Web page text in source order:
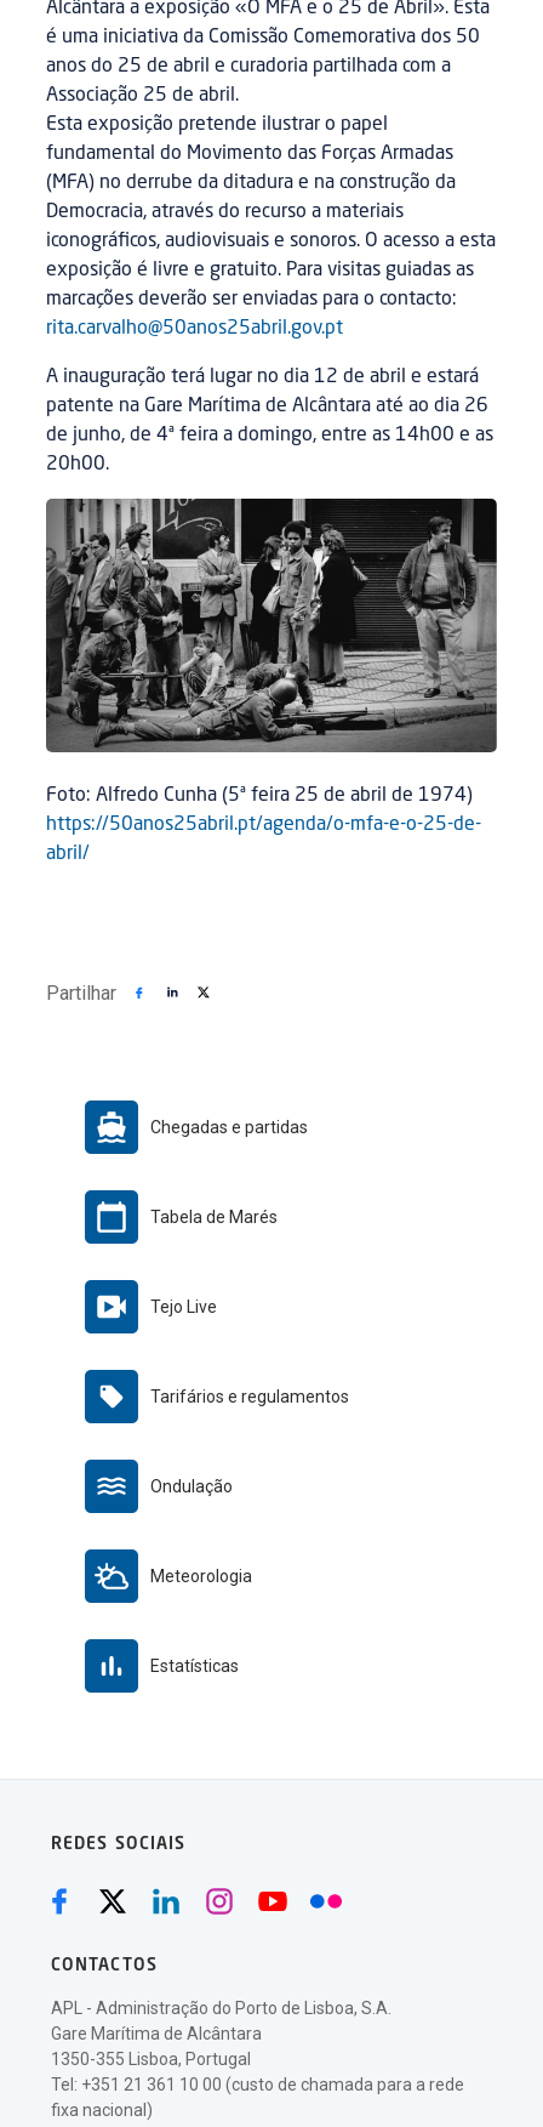
Alcântara a exposição «O MFA e o 25 de Abril». Esta
é uma iniciativa da Comissão Comemorativa dos 50
anos do 25 de abril e curadoria partilhada com a
Associação 25 de abril.
Esta exposição pretende ilustrar o papel
fundamental do Movimento das Forças Armadas
(MFA) no derrube da ditadura e na construção da
Democracia, através do recurso a materiais
iconográficos, audiovisuais e sonoros. O acesso a esta
exposição é livre e gratuito. Para visitas guiadas as
marcações deverão ser enviadas para o contacto:
rita.carvalho@50anos25abril.gov.pt
A inauguração terá lugar no dia 12 de abril e estará
patente na Gare Marítima de Alcântara até ao dia 26
de junho, de 4ª feira a domingo, entre as 14h00 e as
20h00.
Foto: Alfredo Cunha (5ª feira 25 de abril de 1974)
https://50anos25abril.pt/agenda/o-mfa-e-o-25-de-
abril/
Partilhar
Chegadas e partidas
Tabela de Marés
Tejo Live
Tarifários e regulamentos
Ondulação
Meteorologia
Estatísticas
REDES SOCIAIS
CONTACTOS
APL - Administração do Porto de Lisboa, S.A.
Gare Marítima de Alcântara
1350-355 Lisboa, Portugal
Tel: +351 21 361 10 00 (custo de chamada para a rede
fixa nacional)